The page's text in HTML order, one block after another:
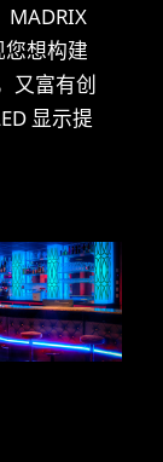
MADRIX
想构建
又富有创
显示提